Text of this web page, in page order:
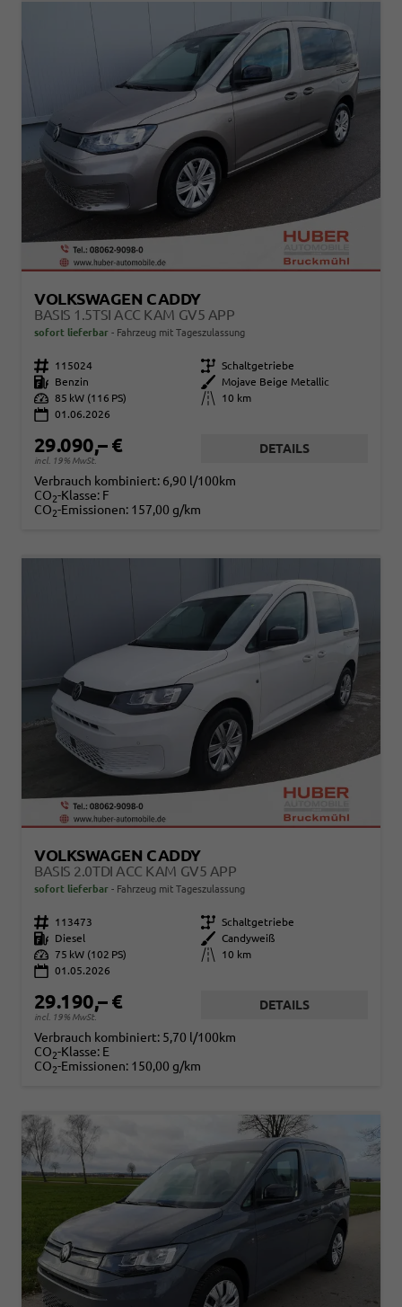
VOLKSWAGEN CADDY
BASIS 1.5TSI ACC KAM GV5 APP
sofort lieferbar Fahrzeug mit Tageszulassung
Fahrzeugnr. 115024 Getriebe Schaltgetriebe
Kraftstoff
Benzin Außenfarbe
Mojave Beige Metallic
Leistung 85 kW (116 PS) Kilometerstand
10 km
01.06.2026
29.090,– €
incl. 19% MwSt.
DETAILS
Verbrauch kombiniert: 6,90 l/100km
CO2-Klasse: F
CO2-Emissionen: 157,00 g/km
VOLKSWAGEN CADDY
BASIS 2.0TDI ACC KAM GV5 APP
sofort lieferbar Fahrzeug mit Tageszulassung
Fahrzeugnr. 113473 Getriebe Schaltgetriebe
Kraftstoff
Diesel Außenfarbe
Candyweiß
Leistung 75 kW (102 PS) Kilometerstand
10 km
01.05.2026
29.190,– €
incl. 19% MwSt.
DETAILS
Verbrauch kombiniert: 5,70 l/100km
CO2-Klasse: E
CO2-Emissionen: 150,00 g/km